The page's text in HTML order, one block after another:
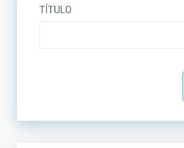
TÍTULO